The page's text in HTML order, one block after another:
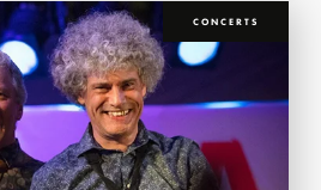
CONCERTS